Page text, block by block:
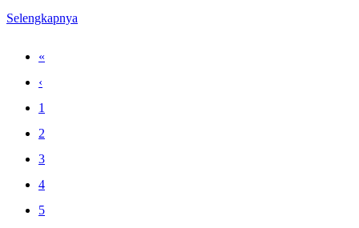
Selengkapnya
«
‹
1
2
3
4
5